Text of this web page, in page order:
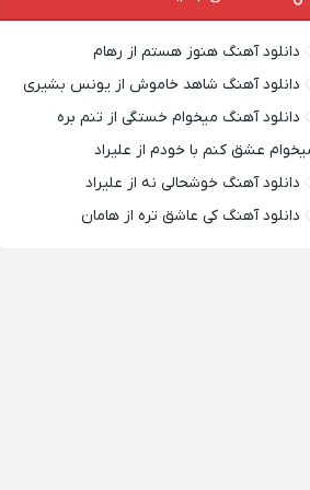
دانلود آهنگ هنوز هستم از رهام
دانلود آهنگ شاهد خاموش از یونس بشیری
دانلود آهنگ میخوام خستگی از تنم بره
عشق کنم با خودم از علیراد
دانلود آهنگ خوشحالی نه از علیراد
دانلود آهنگ کی عاشق تره از هامان